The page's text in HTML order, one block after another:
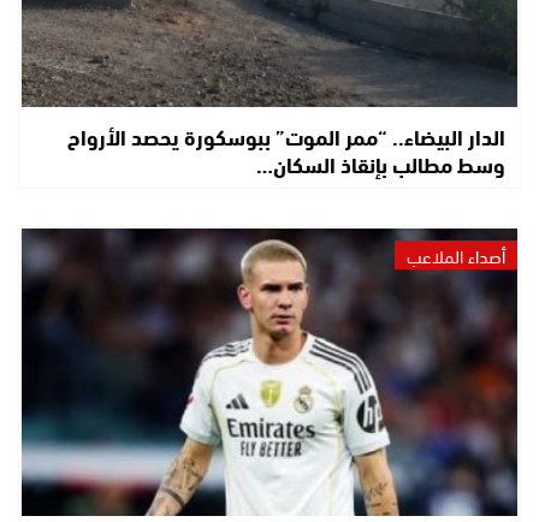
الدار البيضاء.. “ممر الموت” ببوسكورة يحصد الأرواح
وسط مطالب بإنقاذ السكان…
أصداء الملاعب